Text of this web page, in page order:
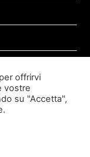
offrirvi
vostre
su "Accetta",